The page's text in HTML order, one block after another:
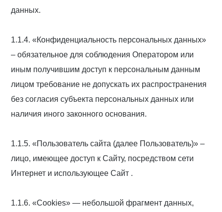
данных.
1.1.4. «Конфиденциальность персональных данных»
– обязательное для соблюдения Оператором или
иным получившим доступ к персональным данным
лицом требование не допускать их распространения
без согласия субъекта персональных данных или
наличия иного законного основания.
1.1.5. «Пользователь сайта (далее Пользователь)» –
лицо, имеющее доступ к Сайту, посредством сети
Интернет и использующее Сайт .
1.1.6. «Cookies» — небольшой фрагмент данных,